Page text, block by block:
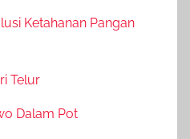
Ketahanan Pangan
Telur
Dalam Pot